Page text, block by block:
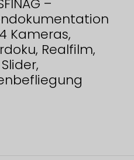
–
Kameras,
Realfilm,
Slider,